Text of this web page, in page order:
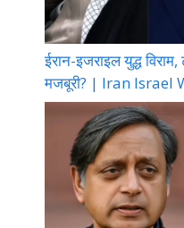
ईरान-इजराइल युद्ध
मजबूरी? | Iran Israel